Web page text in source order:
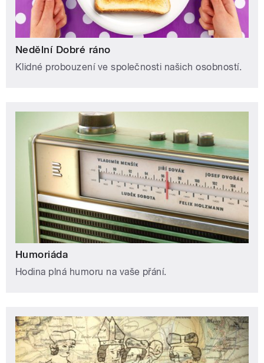
Nedělní Dobré ráno
Klidné probouzení ve společnosti našich osobností.
Humoriáda
Hodina plná humoru na vaše přání.